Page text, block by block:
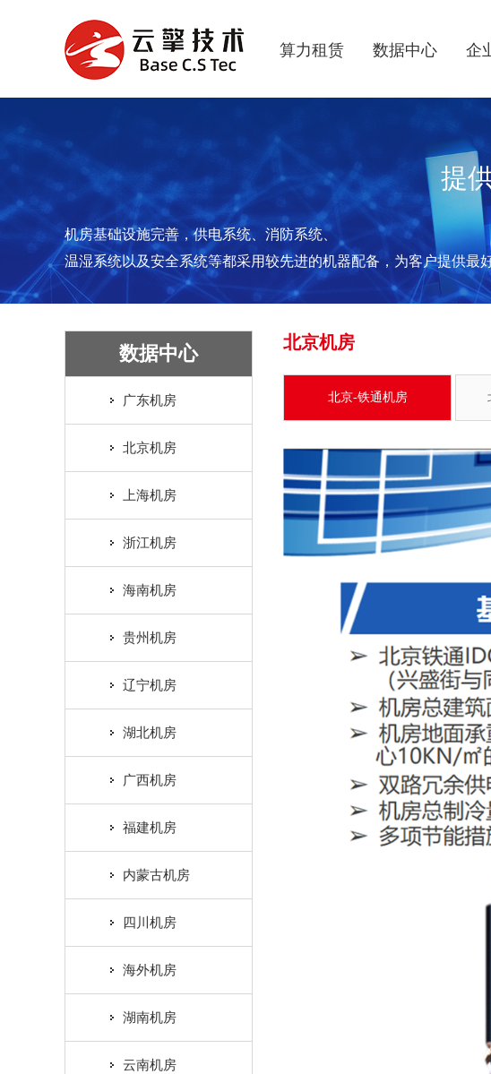
算力租赁 数据中心 企
提
机房基础设施完善，供电系统、消防系统、
温湿系统以及安全系统等都采用较先进的机器配备，为客户提供最
数据中心
广东机房
北京机房
上海机房
浙江机房
海南机房
贵州机房
辽宁机房
湖北机房
广西机房
福建机房
内蒙古机房
四川机房
海外机房
湖南机房
云南机房
北京机房
北京-铁通机房